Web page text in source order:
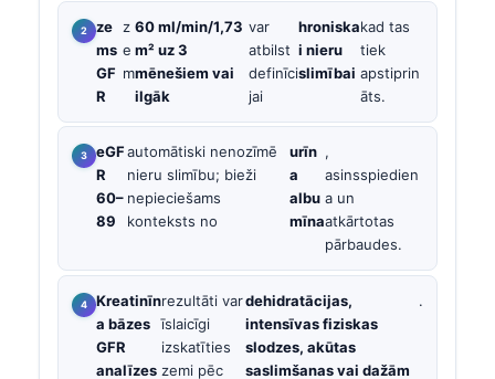
ze
ms
GF
R
z
e
m
60 ml/min/1,73
m² uz 3
mēnešiem vai
ilgāk
var
atbilst
definīci
jai
hroniska
i nieru
slimībai
kad tas
tiek
apstiprin
āts.
eGF
R
60–
89
automātiski nenozīmē
nieru slimību; bieži
nepieciešams
konteksts no
urīn
a
albu
mīna
,
asinsspiedien
a un
atkārtotas
pārbaudes.
Kreatinīn
a bāzes
GFR
analīzes
rezultāti var
īslaicīgi
izskatīties
zemi pēc
dehidratācijas,
intensīvas fiziskas
slodzes, akūtas
saslimšanas vai dažām
.